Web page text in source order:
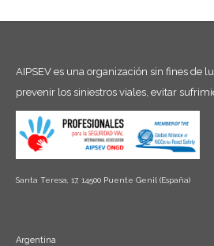
AIPSEV es una organización sin fines de
prevenir los siniestros viales, evitar
Santa Teresa, 17, 14500 Puente Genil (España)
Argentina